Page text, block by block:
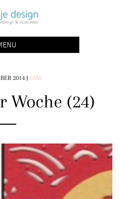
bonn | illustration
2014 | SAM
Woche (24)